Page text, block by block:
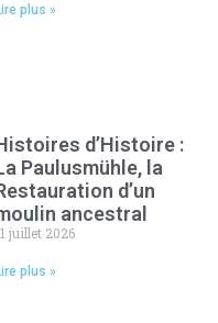
plus »
d’Histoire :
Paulusmühle, la
d’un
ancestral
juillet 2026
plus »